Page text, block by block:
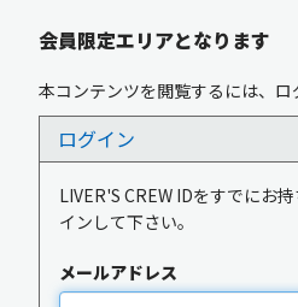
会員限定エリアとなります
本コンテンツを閲覧するには、ロ
ログイン
LIVER'S CREW IDをすでにお
インして下さい。
メールアドレス